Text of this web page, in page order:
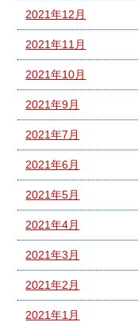
2021年12月
2021年11月
2021年10月
2021年9月
2021年7月
2021年6月
2021年5月
2021年4月
2021年3月
2021年2月
2021年1月